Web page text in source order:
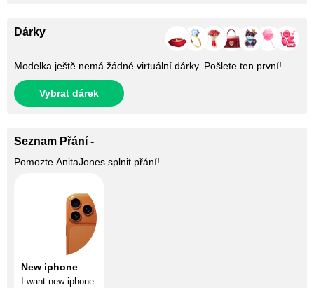
Dárky
Modelka ještě nemá žádné virtuální dárky. Pošlete ten první!
Vybrat dárek
Seznam Přání -
Pomozte AnitaJones splnit přání!
New iphone
I want new iphone